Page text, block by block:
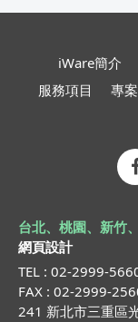
iWare簡介
服務項目
專
台北、桃園、新竹
網頁設計
TEL : 02-2999-
FAX : 02-2999-
241 新北市三重區